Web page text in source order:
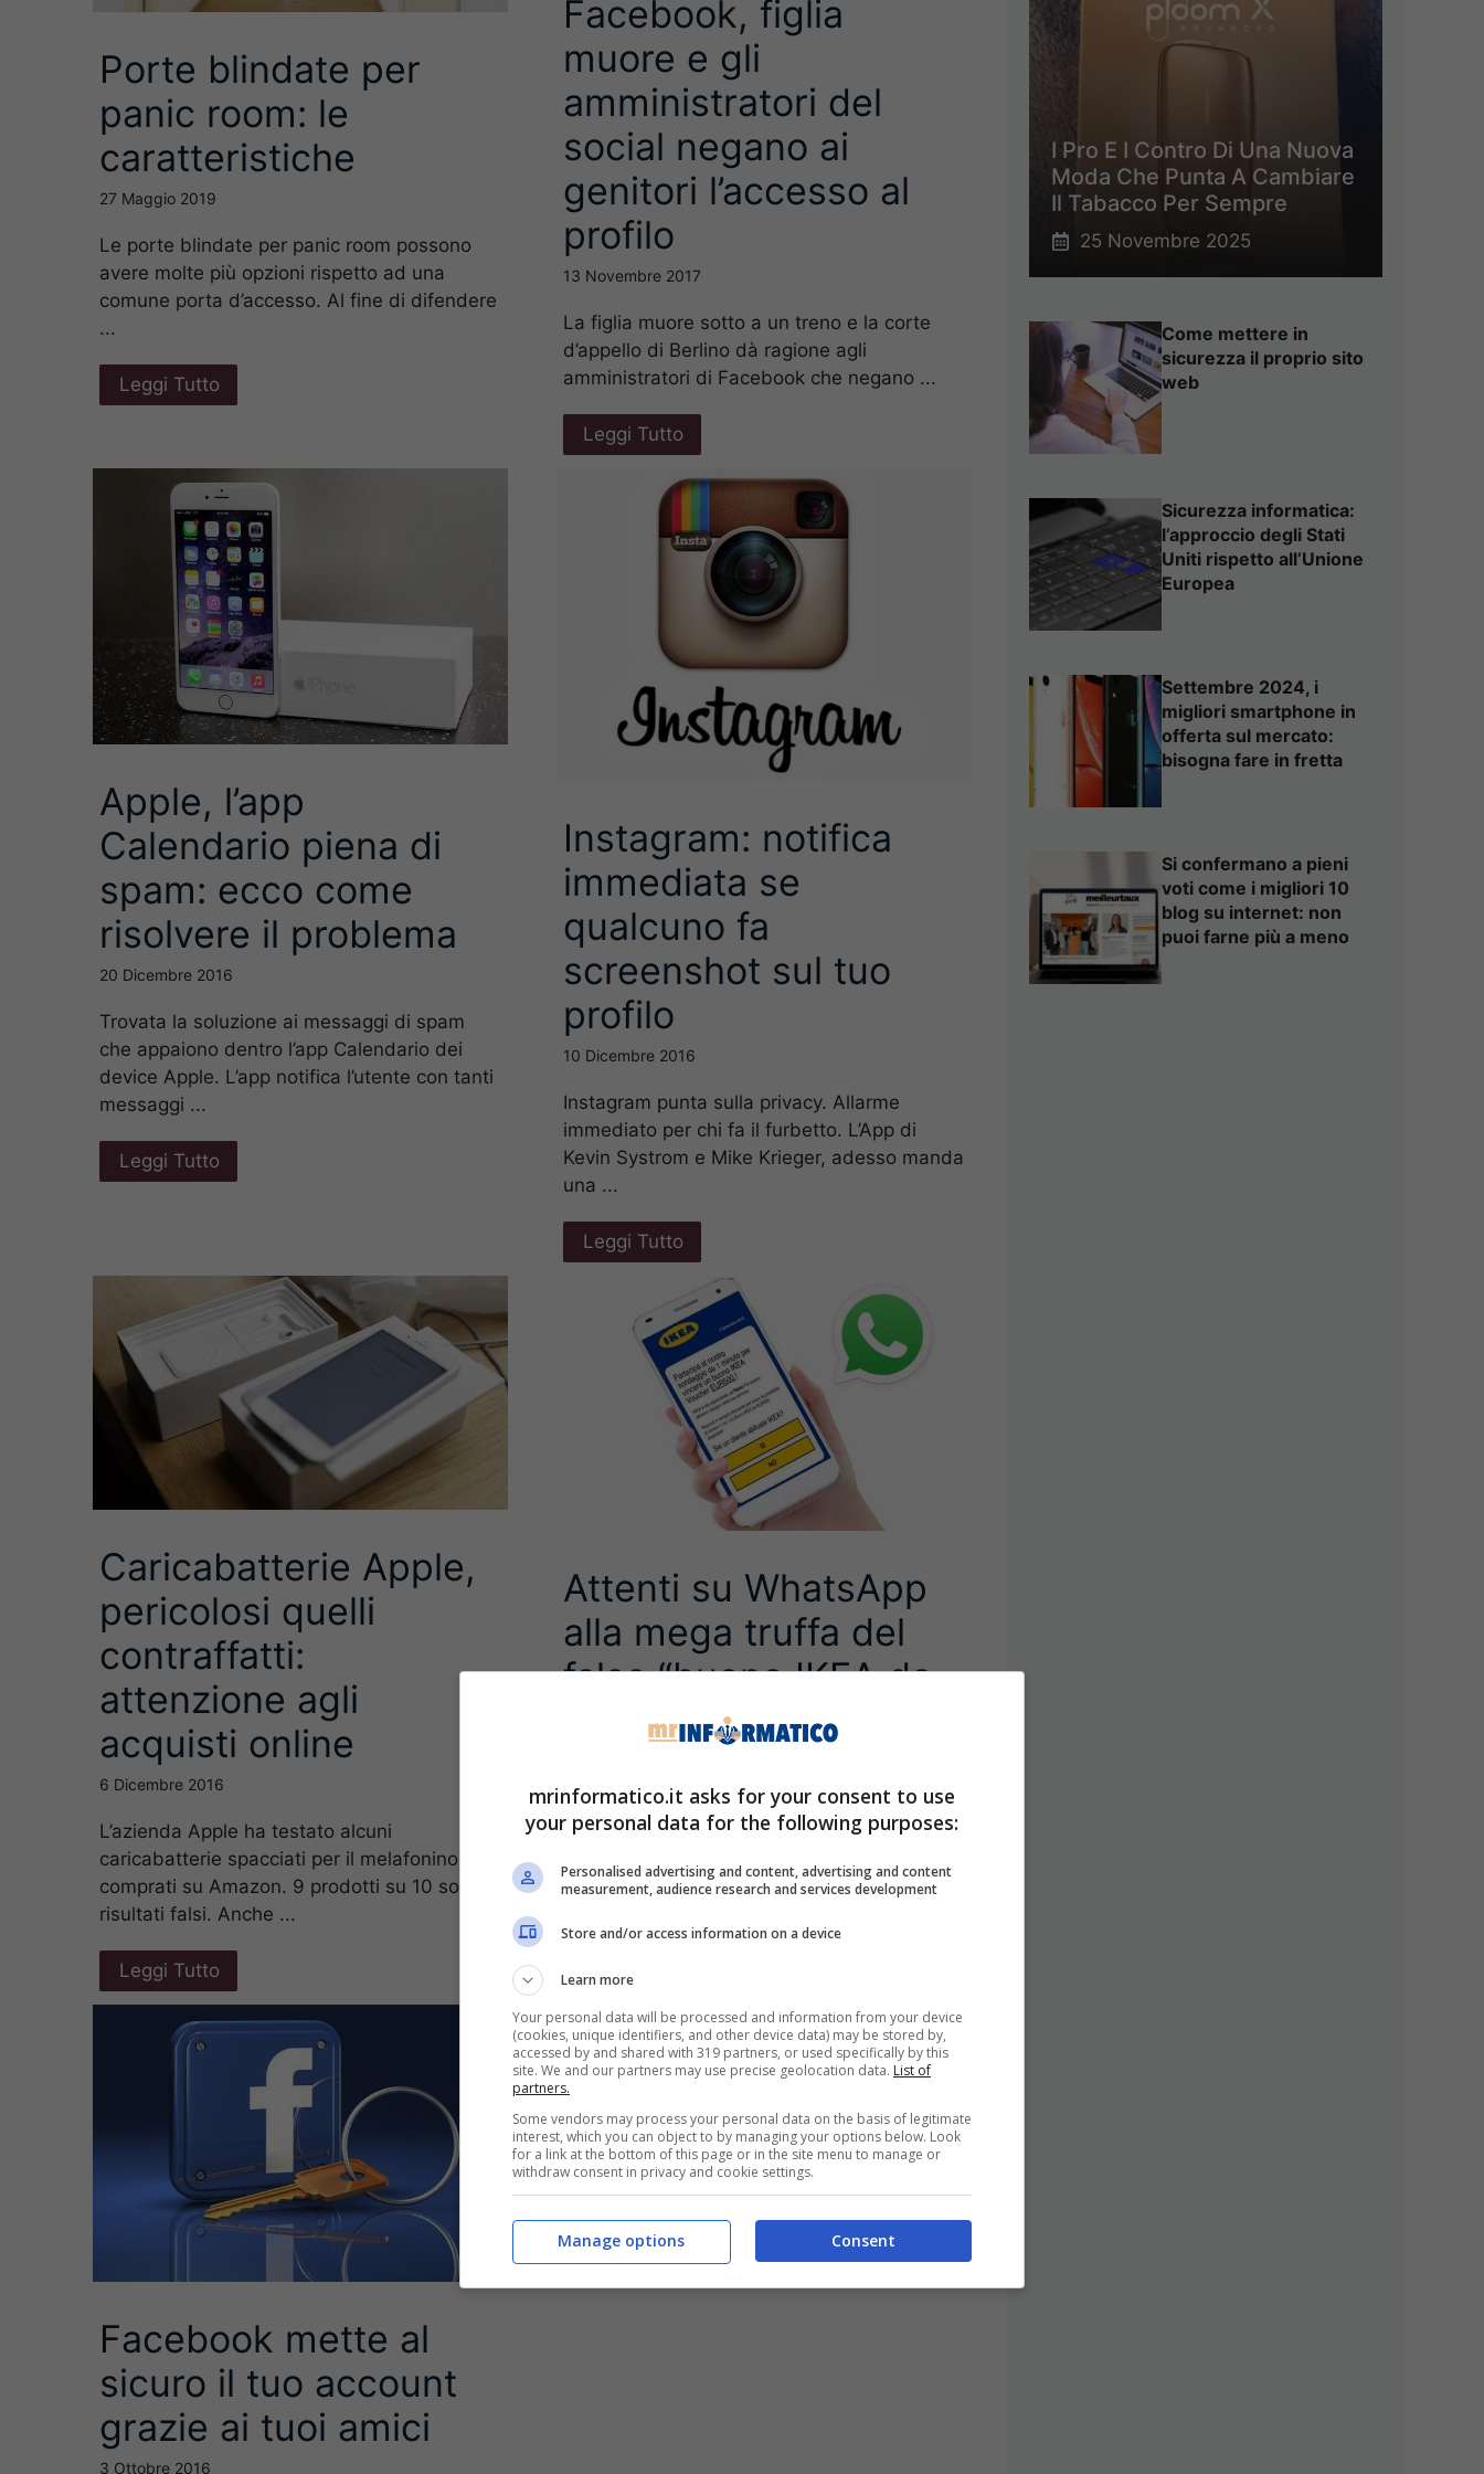
Porte blindate per
panic room: le
caratteristiche
27 Maggio 2019
Le porte blindate per panic room possono
avere molte più opzioni rispetto ad una
comune porta d’accesso. Al fine di difendere
...
Leggi Tutto
Facebook, figlia
muore e gli
amministratori del
social negano ai
genitori l’accesso al
profilo
13 Novembre 2017
La figlia muore sotto a un treno e la corte
d’appello di Berlino dà ragione agli
amministratori di Facebook che negano ...
Leggi Tutto
Apple, l’app
Calendario piena di
spam: ecco come
risolvere il problema
20 Dicembre 2016
Trovata la soluzione ai messaggi di spam
che appaiono dentro l’app Calendario dei
device Apple. L’app notifica l’utente con tanti
messaggi ...
Leggi Tutto
Instagram: notifica
immediata se
qualcuno fa
screenshot sul tuo
profilo
10 Dicembre 2016
Instagram punta sulla privacy. Allarme
immediato per chi fa il furbetto. L’App di
Kevin Systrom e Mike Krieger, adesso manda
una ...
Leggi Tutto
Caricabatterie Apple,
pericolosi quelli
contraffatti:
attenzione agli
acquisti online
6 Dicembre 2016
L’azienda Apple ha testato alcuni
caricabatterie spacciati per il melafonino
comprati su Amazon. 9 prodotti su 10 sono
risultati falsi. Anche ...
Leggi Tutto
Attenti su WhatsApp
alla mega truffa del
falso “buono IKEA da
500 euro”
Un mega truffa gira su WhatsApp: “Vinci un
buono IKEA da 500 euro”. Ma si tratta di un
falso buono utile ...
Facebook mette al
sicuro il tuo account
grazie ai tuoi amici
3 Ottobre 2016
I Pro E I Contro Di Una Nuova
Moda Che Punta A Cambiare
Il Tabacco Per Sempre
25 Novembre 2025
Come mettere in
sicurezza il proprio sito
web
Sicurezza informatica:
l’approccio degli Stati
Uniti rispetto all’Unione
Europea
Settembre 2024, i
migliori smartphone in
offerta sul mercato:
bisogna fare in fretta
Si confermano a pieni
voti come i migliori 10
blog su internet: non
puoi farne più a meno
mrinformatico.it asks for your consent to use
your personal data for the following purposes:
Personalised advertising and content, advertising and content
measurement, audience research and services development
Store and/or access information on a device
Learn more
Your personal data will be processed and information from your device
(cookies, unique identifiers, and other device data) may be stored by,
accessed by and shared with 319 partners, or used specifically by this
site. We and our partners may use precise geolocation data. List of
partners.
Some vendors may process your personal data on the basis of legitimate
interest, which you can object to by managing your options below. Look
for a link at the bottom of this page or in the site menu to manage or
withdraw consent in privacy and cookie settings.
Consent
Manage options